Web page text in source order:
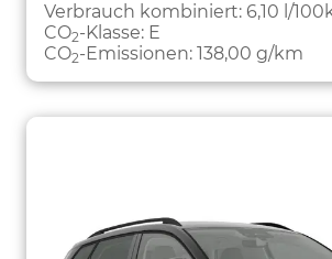
Verbrauch kombiniert: 6,10 l/
CO2-Klasse: E
CO2-Emissionen: 138,00 g/km